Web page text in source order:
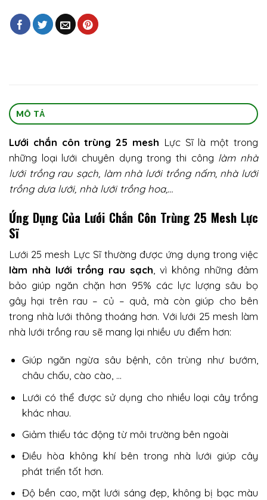
MÔ TẢ
Lưới chắn côn trùng 25 mesh Lực Sĩ là một trong
những loại lưới chuyên dụng trong thi công làm nhà
lưới trồng rau sạch, làm nhà lưới trồng nấm, nhà lưới
trồng dưa lưới, nhà lưới trồng hoa,…
Ứng Dụng Của Lưới Chắn Côn Trùng 25 Mesh Lực
Sĩ
Lưới 25 mesh Lực Sĩ thường được ứng dụng trong việc
làm nhà lưới trồng rau sạch , vì không những đảm
bảo giúp ngăn chặn hơn 95% các lực lượng sâu bọ
gây hại trên rau – củ – quả, mà còn giúp cho bên
trong nhà lưới thông thoáng hơn. Với lưới 25 mesh làm
nhà lưới trồng rau sẽ mang lại nhiều ưu điểm hơn:
Giúp ngăn ngừa sâu bệnh, côn trùng như bướm,
châu chấu, cào cào, …
Lưới có thể được sử dụng cho nhiều loại cây trồng
khác nhau.
Giảm thiểu tác động từ môi trường bên ngoài
Điều hòa không khí bên trong nhà lưới giúp cây
phát triển tốt hơn.
Độ bền cao, mặt lưới sáng đẹp, không bị bạc màu